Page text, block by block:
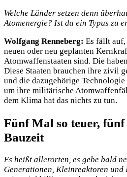
Welche Länder setzen denn
Atomenergie? Ist da ein Typus zu
Wolfgang Renneberg: Es fällt auf,
neuen oder neu geplanten
Atomwaffenstaaten sind. Die
Diese Staaten brauchen ihre zivil
und die dazugehörige
um ihre militärische
dem Klima hat das nichts zu tun.
Fünf Mal so teuer,
Bauzeit
Es heißt allerorten, es gebe bald
Generationen, Kleinreaktoren und